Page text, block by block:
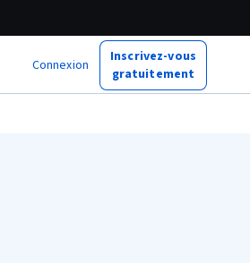
Connexion
Inscrivez-vous
gratuitement